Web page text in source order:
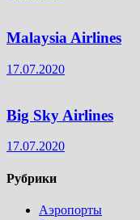
Malaysia Airlines
17.07.2020
Big Sky Airlines
17.07.2020
Рубрики
Аэропорты